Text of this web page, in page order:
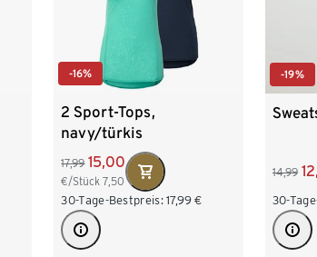
-16%
2 Sport-Tops,
navy/türkis
17,99 15,00
€/Stück7,50
30-Tage-Bestpreis: 17,99 €
-19%
14,99
30-